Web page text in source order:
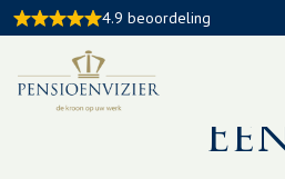
4.9 beoordeling